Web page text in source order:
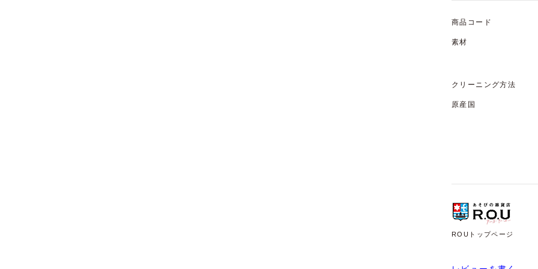
商品コード
素材
クリーニング方法
原産国
ROUトップページ